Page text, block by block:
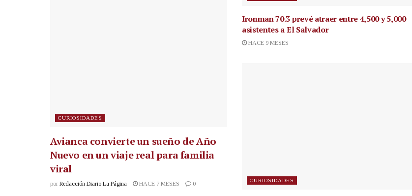
CURIOSIDADES
Avianca convierte un sueño de Año
Nuevo en un viaje real para familia
viral
por Redacción Diario La Página HACE 7 MESES 0
Ironman 70.3 prevé atraer entre 4,500 y 5,000
asistentes a El Salvador
HACE 9 MESES
CURIOSIDADES